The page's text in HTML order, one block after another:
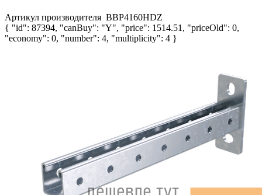
Артикул производителя BBP4160HDZ
{ "id": 87394, "canBuy": "Y", "price": 1514.51, "priceOld": 0,
"economy": 0, "number": 4, "multiplicity": 4 }